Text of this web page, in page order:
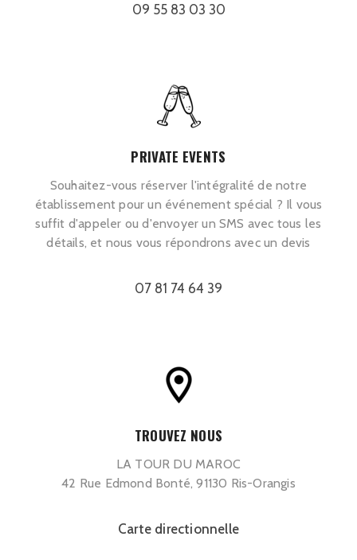
09 55 83 03 30
PRIVATE EVENTS
Souhaitez-vous réserver l'intégralité de notre
établissement pour un événement spécial ? Il vous
suffit d'appeler ou d'envoyer un SMS avec tous les
détails, et nous vous répondrons avec un devis
07 81 74 64 39
TROUVEZ NOUS
LA TOUR DU MAROC
42 Rue Edmond Bonté, 91130 Ris-Orangis
Carte directionnelle